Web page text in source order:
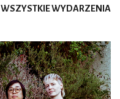
WSZYSTKIE WYDARZENIA